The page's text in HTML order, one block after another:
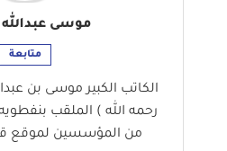
موسى عبدالله
متابعة
الكاتب الكبير موسى بن
رحمه الله ) الملقب
من المؤسسين لموقع